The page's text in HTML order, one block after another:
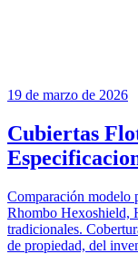
19 de marzo de 2026
Cubiertas
Comparación
Rhombo Hexoshield,
tradicionales.
de propiedad, del